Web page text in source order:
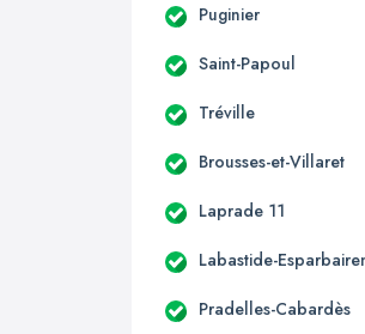
Puginier
Saint-Papoul
Tréville
Brousses-et-Villaret
Laprade 11
Labastide-
Pradelles-Cabardès